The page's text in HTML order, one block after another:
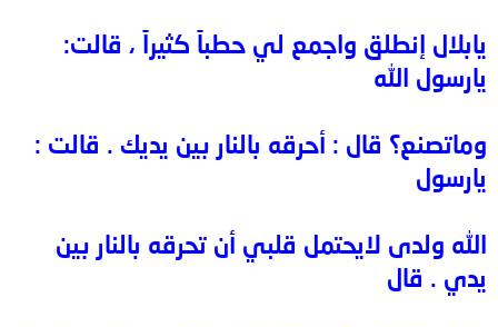
يابلال إنطلق واجمع لي حطباً كثيراً ، قالت:
يارسول الله
وماتصنع؟ قال : أحرقه بالنار بين يديك . قالت :
يارسول
الله ولدى لايحتمل قلبي أن تحرقه بالنار بين
يدي . قال